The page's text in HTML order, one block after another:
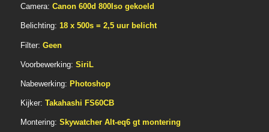
Camera: Canon 600d 800Iso gekoeld
Belichting: 18 x 500s = 2,5 uur belicht
Filter: Geen
Voorbewerking: SiriL
Nabewerking: Photoshop
Kijker: Takahashi FS60CB
Montering: Skywatcher Alt-eq6 gt montering